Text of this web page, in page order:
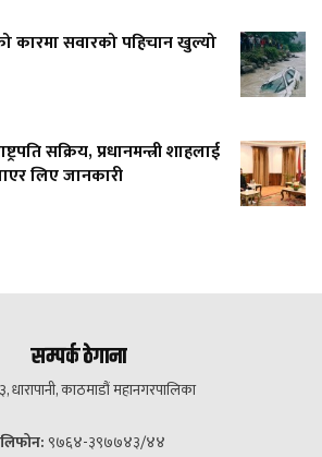
कारमा सवारको पहिचान खुल्यो
सक्रिय, प्रधानमन्त्री शाहलाई
लिए जानकारी
सम्पर्क ठेगाना
धारापानी, काठमाडौं महानगरपालिका
९७६४-३९७७४३/४४